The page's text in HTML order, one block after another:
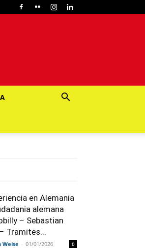
en Alemania
alemana
– Sebastian
Tramites...
Weise - 01/01/2026 0